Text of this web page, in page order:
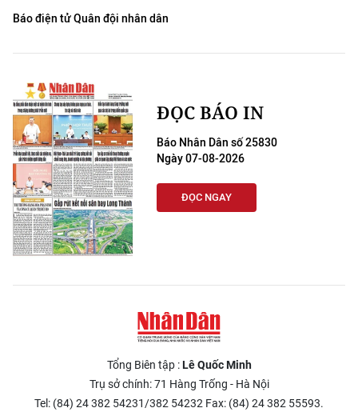
Báo điện tử Quân đội nhân dân
ĐỌC BÁO IN
Báo Nhân Dân số 25830
Ngày 07-08-2026
ĐỌC NGAY
Tổng Biên tập :Lê Quốc Minh
Trụ sở chính: 71 Hàng Trống - Hà Nội
Tel: (84) 24 382 54231/382 54232 Fax: (84) 24 382 55593.